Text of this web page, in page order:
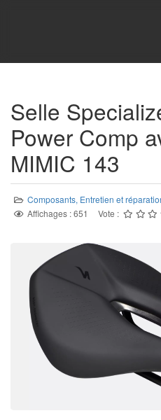
Selle
Power Comp
MIMIC 143
Composants, Entretien et
Affichages : 651
Vote :